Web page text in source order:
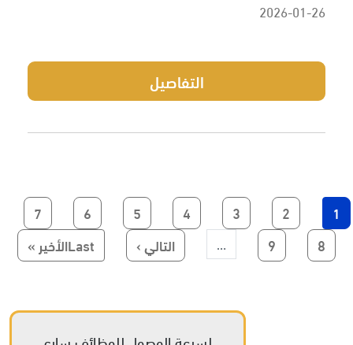
2026-01-26
التفاصيل
Pagination
Current page
1
Page
2
Page
3
Page
4
Page
5
Page
6
Page
7
Page
8
Page
9
…
Next page
التالي › Last page
Lastالأخير »